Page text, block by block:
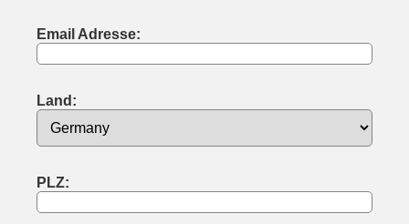
Email Adresse:
Land:
PLZ: